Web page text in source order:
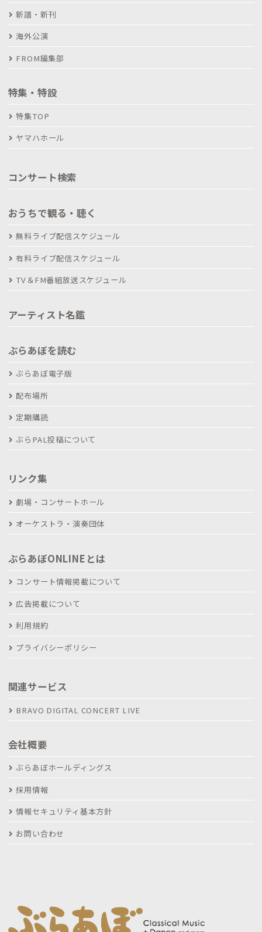
新譜・新刊
海外公演
FROM編集部
特集・特設
特集TOP
ヤマハホール
コンサート検索
おうちで観る・聴く
無料ライブ配信スケジュール
有料ライブ配信スケジュール
TV＆FM番組放送スケジュール
アーティスト名鑑
ぶらあぼを読む
ぶらあぼ電子版
配布場所
定期購読
ぶらPAL投稿について
リンク集
劇場・コンサートホール
オーケストラ・演奏団体
ぶらあぼONLINEとは
コンサート情報掲載について
広告掲載について
利用規約
プライバシーポリシー
関連サービス
BRAVO DIGITAL CONCERT LIVE
会社概要
ぶらあぼホールディングス
採用情報
情報セキュリティ基本方針
お問い合わせ